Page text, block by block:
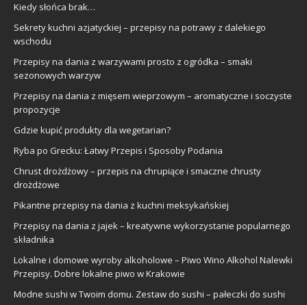
Kiedy słońca brak…
Sekrety kuchni azjatyckiej – przepisy na potrawy z dalekiego
wschodu
Przepisy na dania z warzywami prosto z ogródka – smaki
sezonowych warzyw
Przepisy na dania z mięsem wieprzowym – aromatyczne i soczyste
propozycje
Gdzie kupić produkty dla wegetarian?
Ryba po Grecku: Łatwy Przepis i Sposoby Podania
Chrust drożdżowy – przepis na chrupiące i smaczne chrusty
drożdżowe
Pikantne przepisy na dania z kuchni meksykańskiej
Przepisy na dania z jajek – kreatywne wykorzystanie popularnego
składnika
Lokalne i domowe wyroby alkoholowe – Piwo Wino Alkohol Nalewki
Przepisy. Dobre lokalne piwo w Krakowie
Modne sushi w Twoim domu. Zestaw do sushi – pałeczki do sushi